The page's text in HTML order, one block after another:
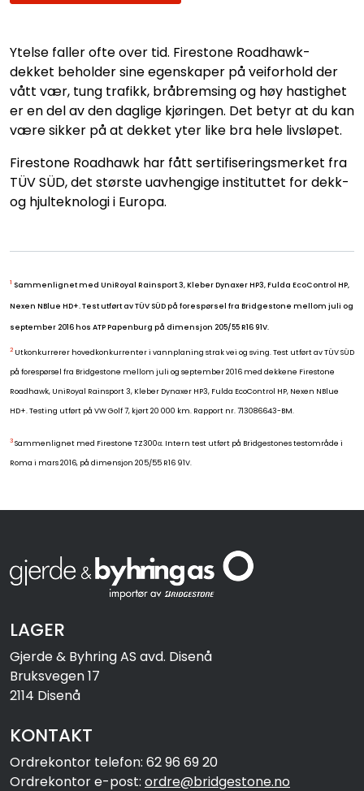
Ytelse faller ofte over tid. Firestone Roadhawk-
dekket beholder sine egenskaper på veiforhold der
vått vær, tung trafikk, bråbremsing og høy hastighet
er en del av den daglige kjøringen. Det betyr at du kan
være sikker på at dekket yter like bra hele livsløpet.
Firestone Roadhawk har fått sertifiseringsmerket fra
TÜV SÜD, det største uavhengige instituttet for dekk-
og hjulteknologi i Europa.
1 Sammenlignet med UniRoyal Rainsport 3, Kleber Dynaxer HP3, Fulda EcoControl HP,
Nexen NBlue HD+. Test utført av TÜV SÜD på forespørsel fra Bridgestone mellom juli og
september 2016 hos ATP Papenburg på dimensjon 205/55 R16 91V.
2 Utkonkurrerer hovedkonkurrenter i vannplaning strak vei og sving. Test utført av TÜV SÜD
på forespørsel fra Bridgestone mellom juli og september 2016 med dekkene Firestone
Roadhawk, UniRoyal Rainsport 3, Kleber Dynaxer HP3, Fulda EcoControl HP, Nexen NBlue
HD+. Testing utført på VW Golf 7, kjørt 20 000 km. Rapport nr. 713086643-BM.
3 Sammenlignet med Firestone TZ300α. Intern test utført på Bridgestones testområde i
Roma i mars 2016, på dimensjon 205/55 R16 91V.
LAGER
Gjerde & Byhring AS avd. Disenå
Bruksvegen 17
2114 Disenå
KONTAKT
Ordrekontor telefon: 62 96 69 20
Ordrekontor e-post: ordre@bridgestone.no